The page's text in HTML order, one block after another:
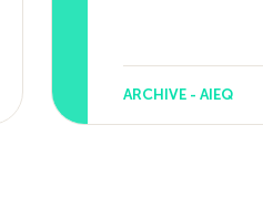
ARCHIVE - AIEQ